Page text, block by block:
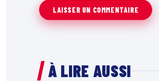
À LIRE AUSSI